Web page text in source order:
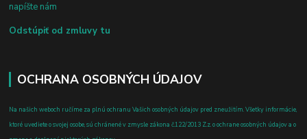
napíšte nám
Odstúpiť od zmluvy tu
OCHRANA OSOBNÝCH ÚDAJOV
Na našich weboch ručíme za plnú ochranu Vašich osobných údajov pred zneužitím. Všetky informácie,
ktoré uvediete o svojej osobe, sú chránené v zmysle zákona č.122/2013 Z.z. o ochrane osobných údajov a o